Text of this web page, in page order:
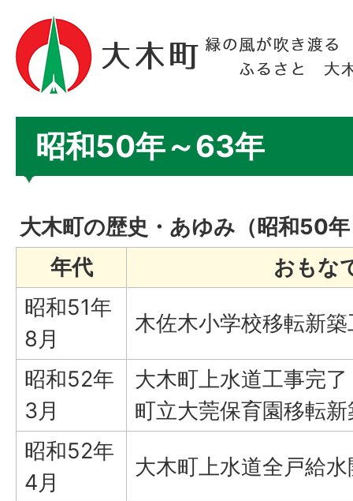
昭和50年～63年
大木町の歴史・あゆみ（昭和50
年代
おもな
昭和51年
8月
木佐木小学校移転新
昭和52年
3月
大木町上水道工事完了
町立大莞保育園移転新
昭和52年
4月
大木町上水道全戸給